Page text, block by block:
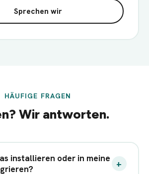
Sprechen wir
HÄUFIGE FRAGEN
Wir antworten.
installieren oder in meine
+